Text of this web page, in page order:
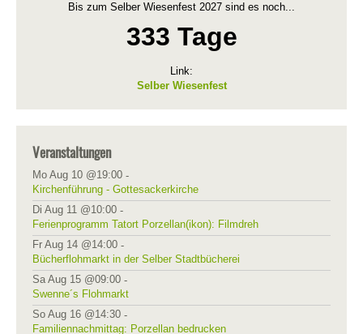
Bis zum Selber Wiesenfest 2027 sind es noch...
333 Tage
Link:
Selber Wiesenfest
Veranstaltungen
Mo Aug 10 @19:00 -
Kirchenführung - Gottesackerkirche
Di Aug 11 @10:00 -
Ferienprogramm Tatort Porzellan(ikon): Filmdreh
Fr Aug 14 @14:00 -
Bücherflohmarkt in der Selber Stadtbücherei
Sa Aug 15 @09:00 -
Swenne´s Flohmarkt
So Aug 16 @14:30 -
Familiennachmittag: Porzellan bedrucken